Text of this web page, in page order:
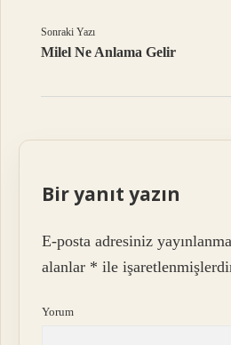
Sonraki Yazı
Milel Ne Anlama Gelir
Bir yanıt yazın
E-posta adresiniz
alanlar * ile
Yorum